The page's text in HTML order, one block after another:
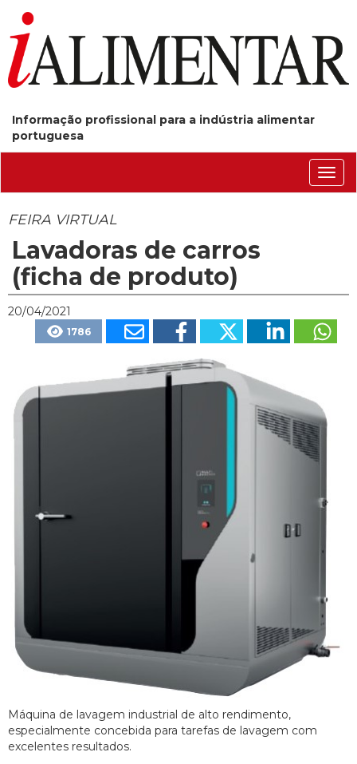
Informação profissional para a indústria alimentar
portuguesa
FEIRA VIRTUAL
Lavadoras de carros
(ficha de produto)
20/04/2021
1786
Máquina de lavagem industrial de alto rendimento,
especialmente concebida para tarefas de lavagem com
excelentes resultados.